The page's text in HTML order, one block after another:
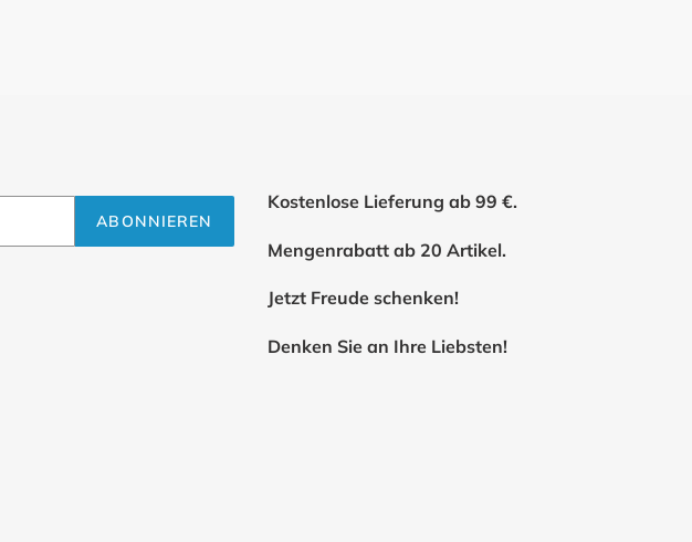
ABONNIEREN
Kostenlose Lieferung ab 99 €.
Mengenrabatt ab 20 Artikel.
Jetzt Freude schenken!
Denken Sie an Ihre Liebsten!